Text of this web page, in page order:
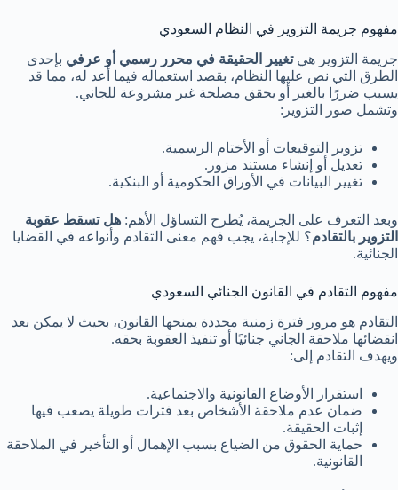
مفهوم جريمة التزوير في النظام السعودي
جريمة التزوير هيتغيير الحقيقة في محرر رسمي أو عرفي بإحدى
الطرق التي نص عليها النظام، بقصد استعماله فيما أُعد له، مما قد
يسبب ضررًا بالغير أو يحقق مصلحة غير مشروعة للجاني.
وتشمل صور التزوير:
تزوير التوقيعات أو الأختام الرسمية.
تعديل أو إنشاء مستند مزور.
تغيير البيانات في الأوراق الحكومية أو البنكية.
وبعد التعرف على الجريمة، يُطرح التساؤل الأهم: هل تسقط عقوبة
التزوير بالتقادم؟ للإجابة، يجب فهم معنى التقادم وأنواعه في القضايا
الجنائية.
مفهوم التقادم في القانون الجنائي السعودي
التقادم هو مرور فترة زمنية محددة يمنحها القانون، بحيث لا يمكن بعد
انقضائها ملاحقة الجاني جنائيًا أو تنفيذ العقوبة بحقه.
ويهدف التقادم إلى:
استقرار الأوضاع القانونية والاجتماعية.
ضمان عدم ملاحقة الأشخاص بعد فترات طويلة يصعب فيها
إثبات الحقيقة.
حماية الحقوق من الضياع بسبب الإهمال أو التأخير في الملاحقة
القانونية.